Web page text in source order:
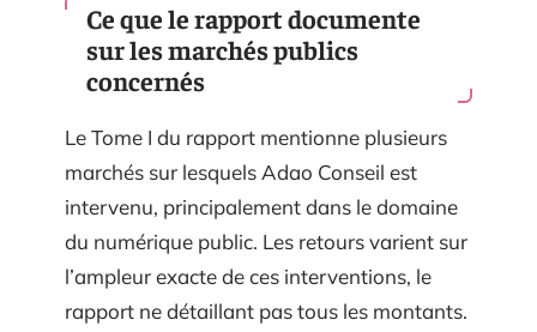
Ce que le rapport documente
sur les marchés publics
concernés
Le Tome I du rapport mentionne plusieurs
marchés sur lesquels Adao Conseil est
intervenu, principalement dans le domaine
du numérique public. Les retours varient sur
l’ampleur exacte de ces interventions, le
rapport ne détaillant pas tous les montants.